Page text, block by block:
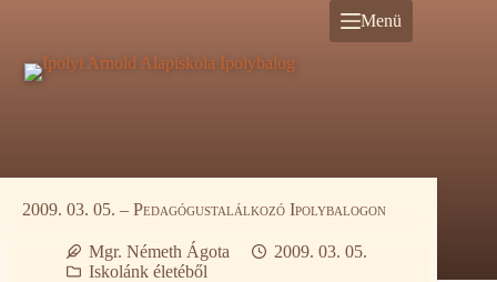
Menü
2009. 03. 05. – Pedagógustalálkozó Ipolybalogon
Mgr. Németh Ágota
2009. 03. 05.
Iskolánk életéből